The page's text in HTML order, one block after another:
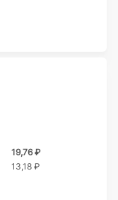
19,76 ₽
13,18 ₽